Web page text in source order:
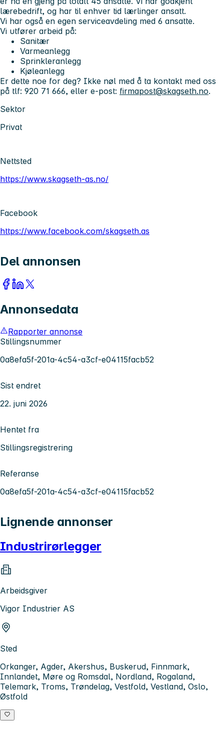
lærebedrift, og har til enhver tid lærlinger ansatt.
Vi har også en egen serviceavdeling med 6 ansatte.
Vi utfører arbeid på:
Sanitær
Varmeanlegg
Sprinkleranlegg
Kjøleanlegg
Er dette noe for deg? Ikke nøl med å ta kontakt med oss
på tlf: 920 71 666, eller e-post: firmapost@skagseth.no.
Sektor
Privat
Nettsted
https://www.skagseth-as.no/
Facebook
https://www.facebook.com/skagseth.as
Del annonsen
Annonsedata
Rapporter annonse
Stillingsnummer
0a8efa5f-201a-4c54-a3cf-e04115facb52
Sist endret
22. juni 2026
Hentet fra
Stillingsregistrering
Referanse
0a8efa5f-201a-4c54-a3cf-e04115facb52
Lignende annonser
Industrirørlegger
Arbeidsgiver
Vigor Industrier AS
Sted
Orkanger, Agder, Akershus, Buskerud, Finnmark,
Innlandet, Møre og Romsdal, Nordland, Rogaland,
Telemark, Troms, Trøndelag, Vestfold, Vestland, Oslo,
Østfold